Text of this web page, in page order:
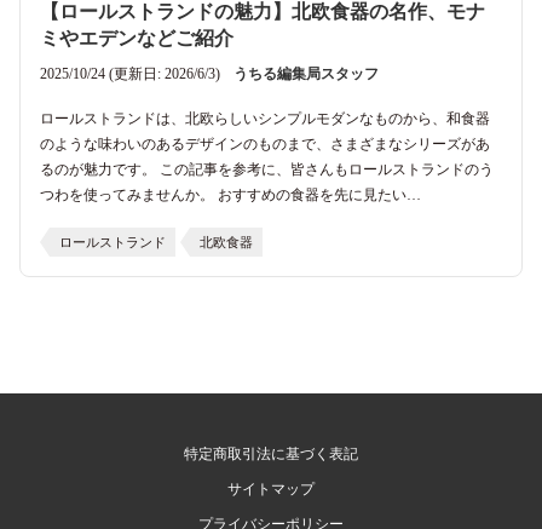
【ロールストランドの魅力】北欧食器の名作、モナ
ミやエデンなどご紹介
2025/10/24 (更新日: 2026/6/3) うちる編集局スタッフ
ロールストランドは、北欧らしいシンプルモダンなものから、和食器
のような味わいのあるデザインのものまで、さまざまなシリーズがあ
るのが魅力です。 この記事を参考に、皆さんもロールストランドのう
つわを使ってみませんか。 おすすめの食器を先に見たい…
ロールストランド 北欧食器
特定商取引法に基づく表記
サイトマップ
プライバシーポリシー